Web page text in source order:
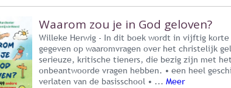
Waarom zou je in God geloven?
Willeke Herwig - In dit boek wordt in vijftig
gegeven op waaromvragen over het christelijk
serieuze, kritische tieners, die bezig zijn met
onbeantwoorde vragen hebben. • een heel
verlaten van de basisschool • ... Meer